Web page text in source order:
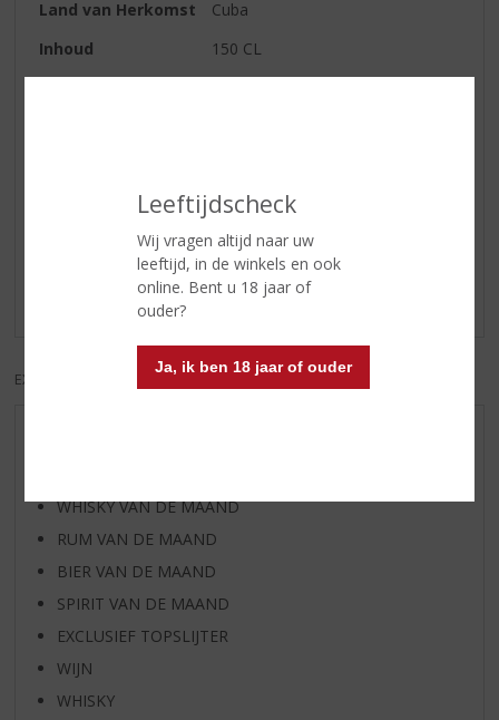
Leeftijdscheck
Wij vragen altijd naar uw
leeftijd, in de winkels en ook
online. Bent u 18 jaar of
ouder?
Ja, ik ben 18 jaar of ouder
Land van Herkomst
Cuba
Inhoud
150 CL
Reviews
Schrijf een review
Er zijn nog geen reviews geplaatst voor dit product
EXCL. BTW INCL. BTW
WHISKY VAN DE MAAND
RUM VAN DE MAAND
BIER VAN DE MAAND
SPIRIT VAN DE MAAND
EXCLUSIEF TOPSLIJTER
WIJN
WHISKY